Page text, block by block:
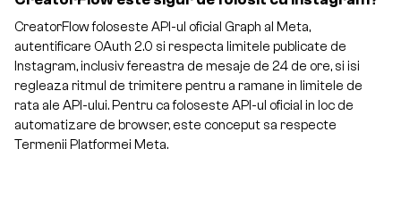
CreatorFlow foloseste API-ul oficial Graph al Meta,
autentificare OAuth 2.0 si respecta limitele publicate de
Instagram, inclusiv fereastra de mesaje de 24 de ore, si isi
regleaza ritmul de trimitere pentru a ramane in limitele de
rata ale API-ului. Pentru ca foloseste API-ul oficial in loc de
automatizare de browser, este conceput sa respecte
Termenii Platformei Meta.